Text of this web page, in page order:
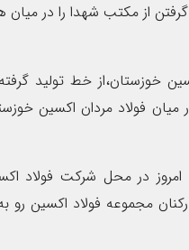
از مکتب شهدا را در میان
خوزستان،از خط تولید
فولاد مردان اکسین
در محل شرکت فولاد
مجموعه فولاد اکسین رو